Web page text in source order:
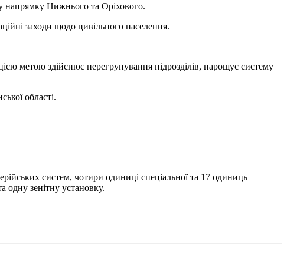
напрямку Нижнього та Оріхового.
заходи щодо цивільного населення.
метою здійснює перегрупування підрозділів, нарощує систему
області.
систем, чотири одиниці спеціальної та 17 одиниць
одну зенітну установку.